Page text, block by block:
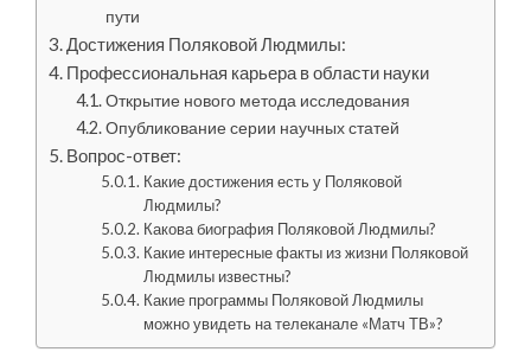
пути
Достижения Поляковой Людмилы:
Профессиональная карьера в области науки
Открытие нового метода исследования
Опубликование серии научных статей
Вопрос-ответ:
Какие достижения есть у Поляковой
Людмилы?
Какова биография Поляковой Людмилы?
Какие интересные факты из жизни Поляковой
Людмилы известны?
Какие программы Поляковой Людмилы
можно увидеть на телеканале «Матч ТВ»?